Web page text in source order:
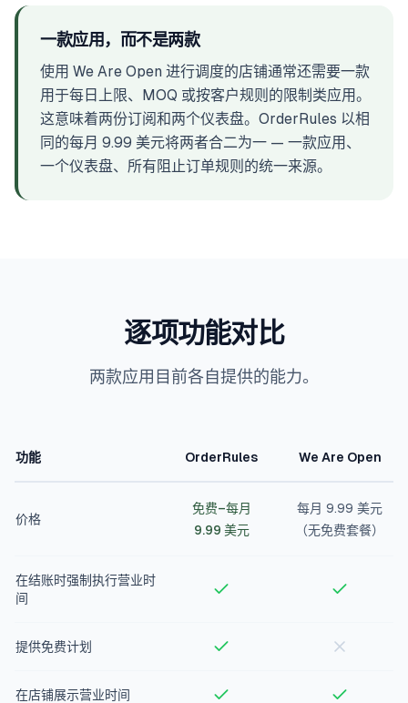
一款应用，而不是两款
使用 We Are Open 进行调度的店铺通常还需要一款
用于每日上限、MOQ 或按客户规则的限制类应用。
这意味着两份订阅和两个仪表盘。OrderRules 以相
同的每月 9.99 美元将两者合二为一 — 一款应用、
一个仪表盘、所有阻止订单规则的统一来源。
逐项功能对比
两款应用目前各自提供的能力。
功能 OrderRules We Are Open
价格
免费–每月
9.99 美元
每月 9.99 美元
（无免费套餐）
在结账时强制执行营业时
间
提供免费计划
在店铺展示营业时间